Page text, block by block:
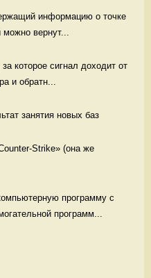
информацию о точке
вернут...
которое сигнал доходит от
и обратн...
занятия новых баз
Strike» (она же
программу с
программ...